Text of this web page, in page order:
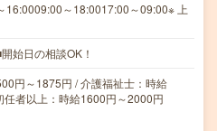
16:0009:00～18:0017:00～09:00※ 上
始日の相談OK！
円～1875円 / 介護福祉士：時給
任者以上：時給1600円～2000円